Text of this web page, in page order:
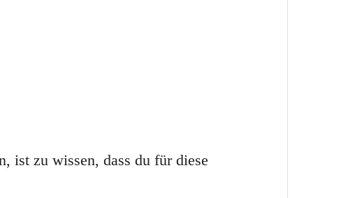
ist zu wissen, dass du für diese